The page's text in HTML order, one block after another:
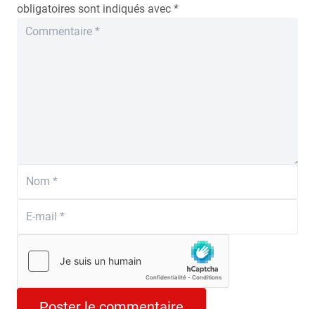
obligatoires sont indiqués avec *